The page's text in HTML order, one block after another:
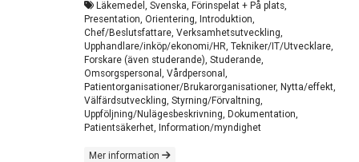
Läkemedel, Svenska, Förinspelat + På plats,
Presentation, Orientering, Introduktion,
Chef/Beslutsfattare, Verksamhetsutveckling,
Upphandlare/inköp/ekonomi/HR, Tekniker/IT/Utvecklare,
Forskare (även studerande), Studerande,
Omsorgspersonal, Vårdpersonal,
Patientorganisationer/Brukarorganisationer, Nytta/effekt,
Välfärdsutveckling, Styrning/Förvaltning,
Uppföljning/Nulägesbeskrivning, Dokumentation,
Patientsäkerhet, Information/myndighet
Mer information